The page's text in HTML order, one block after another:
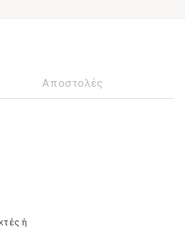
Αποστολές
ή